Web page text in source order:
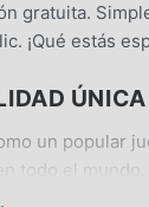
gratuita.
¡Qué estás
ÚNICA
un popular
todo el
por el